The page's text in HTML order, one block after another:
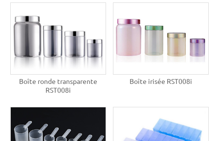
Boîte ronde transparente
RST008i
Boîte irisée RST008i